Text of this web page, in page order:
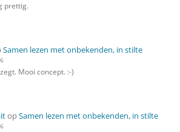
prettig.
Samen lezen met onbekenden, in stilte
Mooi concept. :-)
opSamen lezen met onbekenden, in stilte